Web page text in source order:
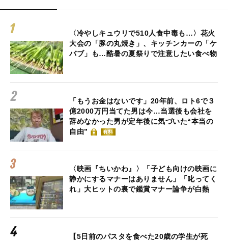
〈冷やしキュウリで510人食中毒も…〉花火
大会の「豚の丸焼き」、キッチンカーの「ケ
バブ」も…酷暑の夏祭りで注意したい食べ物
「もうお金はないです」20年前、ロト6で３
億2000万円当てた男は今…当選後も会社を
辞めなかった男が定年後に気づいた“本当の
自由”
有料
〈映画『ちいかわ』〉「子ども向けの映画に
静かにするマナーはありません」「叱ってく
れ」大ヒットの裏で鑑賞マナー論争が白熱
【5日前のパスタを食べた20歳の学生が死